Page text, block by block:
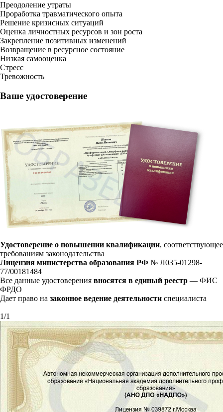
Преодоление утраты
Проработка травматического опыта
Решение кризисных ситуаций
Оценка личностных ресурсов и зон роста
Закрепление позитивных изменений
Возвращение в ресурсное состояние
Низкая самооценка
Стресс
Тревожность
Ваше удостоверение
Удостоверение о повышении квалификации, соответствующее
требованиям законодательства
Лицензия министерства образования РФ № Л035-01298-
77/00181484
Все данные удостоверения вносятся в единый реестр — ФИС
ФРДО
Дает право на законное ведение деятельности специалиста
1/1